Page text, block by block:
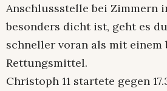
Anschlussstelle bei Zimmern
besonders dicht ist, geht es
schneller voran als mit einem
Rettungsmittel.
Christoph 11 startete gegen